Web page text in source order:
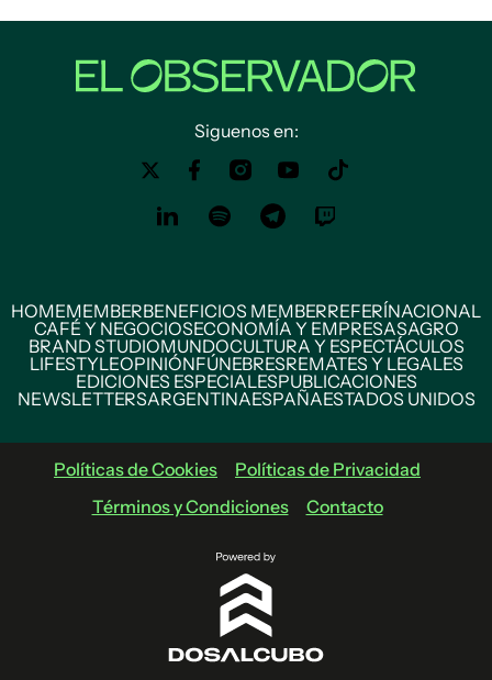
Siguenos en:
HOMEMEMBERBENEFICIOS MEMBERREFERÍNACIONAL
CAFÉ Y NEGOCIOSECONOMÍA Y EMPRESASAGRO
BRAND STUDIOMUNDOCULTURA Y ESPECTÁCULOS
LIFESTYLEOPINIÓNFÚNEBRESREMATES Y LEGALES
EDICIONES ESPECIALESPUBLICACIONES
NEWSLETTERSARGENTINAESPAÑAESTADOS UNIDOS
Políticas de Cookies
Políticas de Privacidad
Términos y Condiciones
Contacto